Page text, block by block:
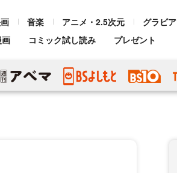
音楽 アニメ・2.5次元 グラビア
コミック試し読み プレゼント